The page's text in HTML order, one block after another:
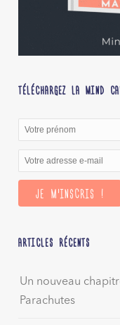
TÉLÉCHARGEZ LA MIND
ARTICLES RÉCENTS
Un nouveau
Parachutes